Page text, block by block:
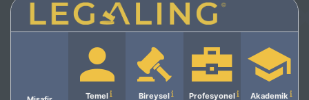
Temel Bireysel Profesyonel Akademik